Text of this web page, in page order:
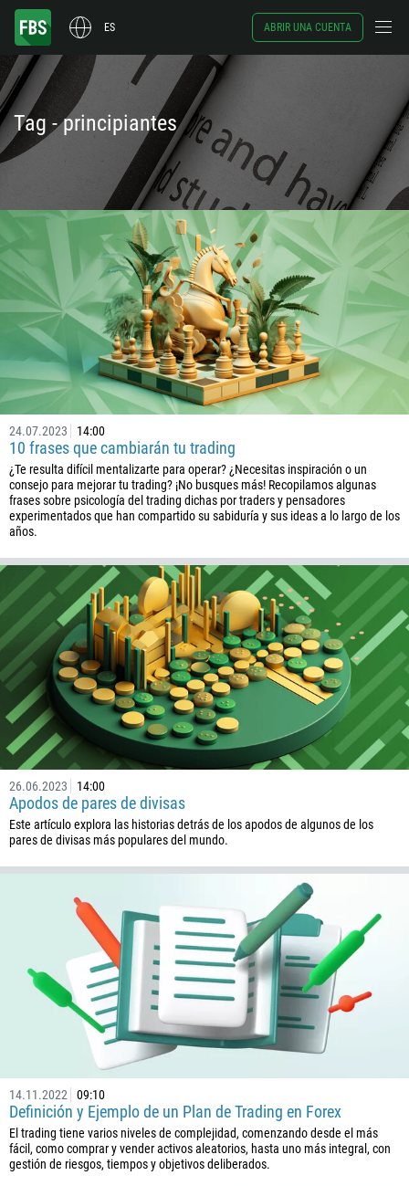
ES ABRIR UNA CUENTA
Tag - principiantes
24.07.2023 14:00
10 frases que cambiarán tu trading
¿Te resulta difícil mentalizarte para operar? ¿Necesitas inspiración o un
consejo para mejorar tu trading? ¡No busques más! Recopilamos algunas
frases sobre psicología del trading dichas por traders y pensadores
experimentados que han compartido su sabiduría y sus ideas a lo largo de los
años.
26.06.2023 14:00
Apodos de pares de divisas
Este artículo explora las historias detrás de los apodos de algunos de los
pares de divisas más populares del mundo.
14.11.2022 09:10
Definición y Ejemplo de un Plan de Trading en Forex
El trading tiene varios niveles de complejidad, comenzando desde el más
fácil, como comprar y vender activos aleatorios, hasta uno más integral, con
gestión de riesgos, tiempos y objetivos deliberados.